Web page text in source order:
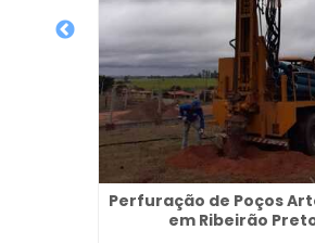
Perfuração de Poços
em Ribeirão